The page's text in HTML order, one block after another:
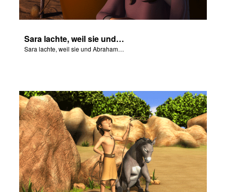
Sara lachte, weil sie und Abraham beide sehr alt waren.
Sara lachte, weil sie und Abraham beide sehr alt waren.